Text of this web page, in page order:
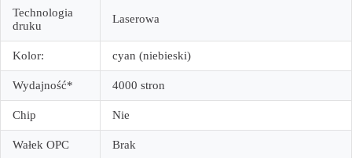
Technologia
druku
Laserowa
Kolor: cyan (niebieski)
Wydajność* 4000 stron
Chip Nie
Wałek OPC Brak